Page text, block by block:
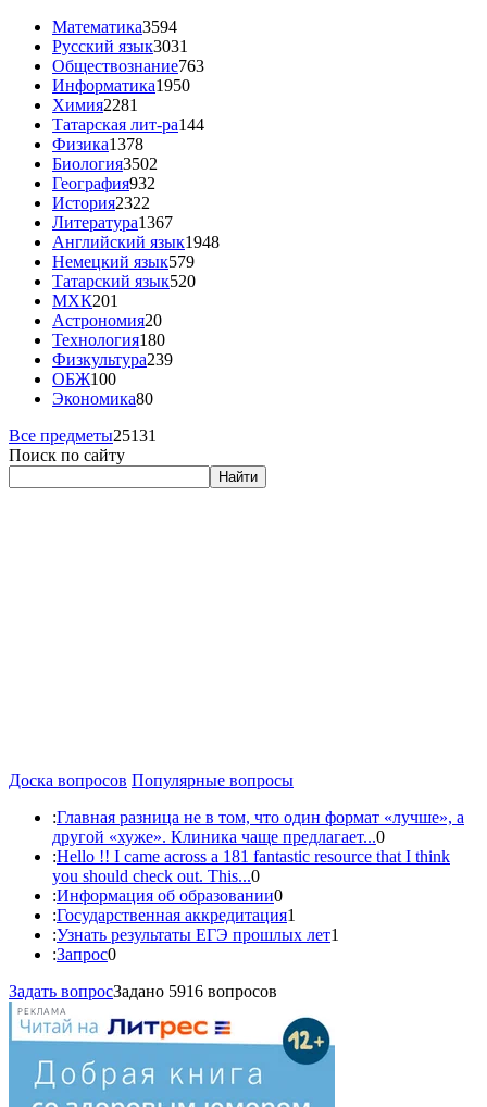
Математика3594
Русский язык3031
Обществознание763
Информатика1950
Химия2281
Татарская лит-ра144
Физика1378
Биология3502
География932
История2322
Литература1367
Английский язык1948
Немецкий язык579
Татарский язык520
МХК201
Астрономия20
Технология180
Физкультура239
ОБЖ100
Экономика80
Все предметы25131
Поиск по сайту
Найти
Доска вопросов Популярные вопросы
:Главная разница не в том, что один формат «лучше», а
другой «хуже». Клиника чаще предлагает...0
:Hello !! I came across a 181 fantastic resource that I think
you should check out. This...0
:Информация об образовании0
:Государственная аккредитация1
:Узнать результаты ЕГЭ прошлых лет1
:Запрос0
Задать вопросЗадано 5916 вопросов
РЕКЛАМА